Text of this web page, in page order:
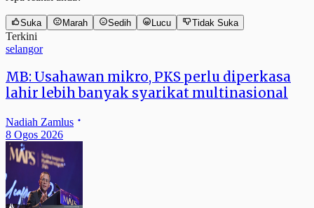
Suka Marah Sedih Lucu Tidak Suka
Terkini
selangor
MB: Usahawan mikro, PKS perlu diperkasa
lahir lebih banyak syarikat multinasional
Nadiah Zamlus
8 Ogos 2026